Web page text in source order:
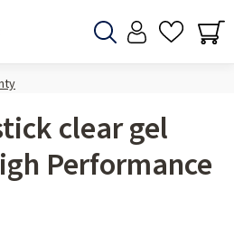
clear gel
Performance